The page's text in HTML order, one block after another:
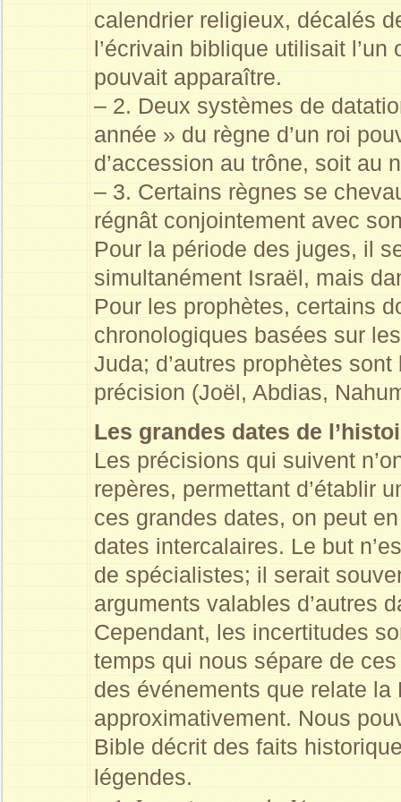
calendrier religieux, décalés
l’écrivain biblique utilisait l’un
pouvait apparaître.
– 2. Deux systèmes de
année » du règne d’un roi
d’accession au trône, soit au
– 3. Certains règnes se
régnât conjointement avec
Pour la période des juges, il
simultanément Israël, mais
Pour les prophètes, certains
chronologiques basées sur
Juda; d’autres prophètes
précision (Joël, Abdias,
Les grandes dates de
Les précisions qui suivent
repères, permettant d’établir
ces grandes dates, on peut
dates intercalaires. Le but
de spécialistes; il serait
arguments valables d’autres
Cependant, les incertitudes
temps qui nous sépare de
des événements que relate
approximativement. Nous
Bible décrit des faits
légendes.